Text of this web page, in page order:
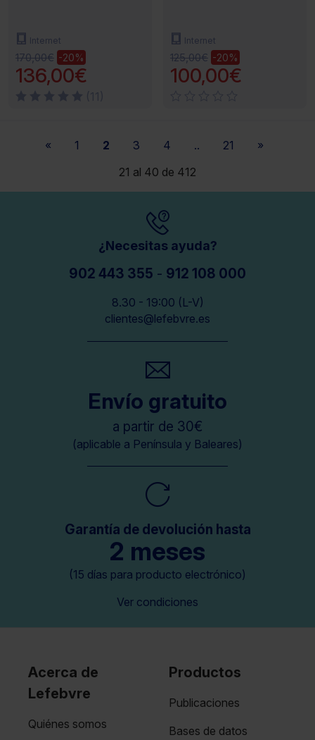
Internet
170,00€ -20%
136,00€
Internet
125,00€ -20%
100,00€
« 1 2 3 4 .. 21
»
21 al 40 de 412
¿Necesitas ayuda?
902 443 355 - 912 108 000
8.30 - 19:00 (L-V)
clientes@lefebvre.es
Envío gratuito
a partir de 30€
(aplicable a Península y Baleares)
Garantía de devolución hasta
2 meses
(15 días para producto electrónico)
Ver condiciones
Acerca de
Lefebvre
Quiénes somos
Productos
Publicaciones
Bases de datos